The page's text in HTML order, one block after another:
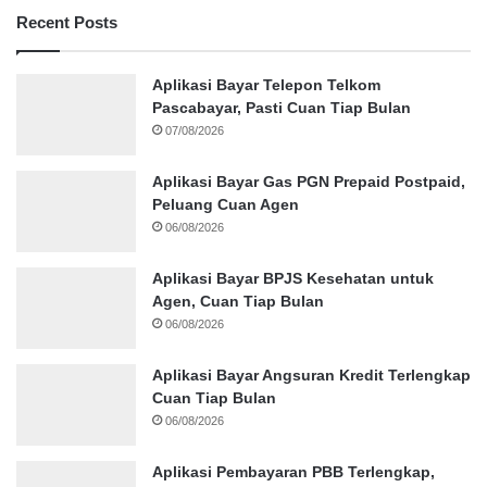
Recent Posts
Aplikasi Bayar Telepon Telkom
Pascabayar, Pasti Cuan Tiap Bulan
07/08/2026
Aplikasi Bayar Gas PGN Prepaid Postpaid,
Peluang Cuan Agen
06/08/2026
Aplikasi Bayar BPJS Kesehatan untuk
Agen, Cuan Tiap Bulan
06/08/2026
Aplikasi Bayar Angsuran Kredit Terlengkap
Cuan Tiap Bulan
06/08/2026
Aplikasi Pembayaran PBB Terlengkap,